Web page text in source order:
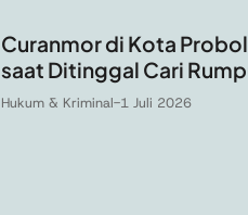
Curanmor di Kota
saat Ditinggal Cari
Hukum & Kriminal-1 Juli 2026